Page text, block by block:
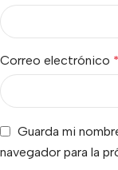
Correo electrónico *
Guarda mi
navegador para la